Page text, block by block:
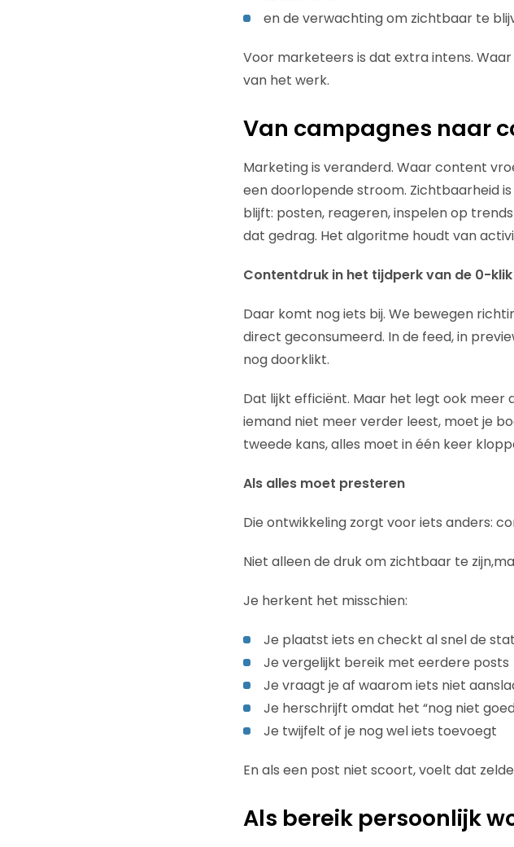
en de verwachting om zichtbaar te
Voor marketeers is dat extra intens.
van het werk.
Van campagnes naar
Marketing is veranderd. Waar content
een doorlopende stroom. Zichtbaarheid
blijft: posten, reageren, inspelen op
dat gedrag. Het algoritme houdt van
Contentdruk in het tijdperk van de 0-
Daar komt nog iets bij. We bewegen
direct geconsumeerd. In de feed, in
nog doorklikt.
Dat lijkt efficiënt. Maar het legt ook meer
iemand niet meer verder leest, moet je
tweede kans, alles moet in één keer
Als alles moet presteren
Die ontwikkeling zorgt voor iets anders:
Niet alleen de druk om zichtbaar te
Je herkent het misschien:
Je plaatst iets en checkt al snel de
Je vergelijkt bereik met eerdere posts
Je vraagt je af waarom iets niet
Je herschrijft omdat het “nog niet
Je twijfelt of je nog wel iets toevoegt
En als een post niet scoort, voelt dat
Als bereik persoonlijk